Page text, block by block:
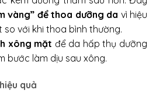
vàng” để thoa dưỡng da vì hiệu
với khi thoa bình thường.
xông mặt để da hấp thụ dưỡng
bước làm dịu sau xông.
quả